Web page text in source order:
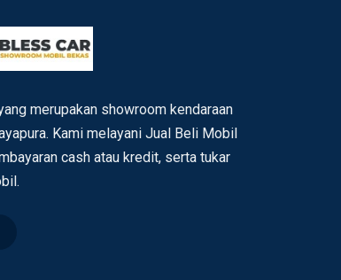
merupakan showroom kendaraan
Kami melayani Jual Beli Mobil
cash atau kredit, serta tukar